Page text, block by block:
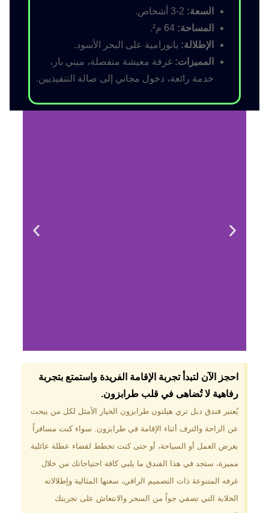
السعة:
المساحة:
الإطلالة: بانورامية على البحر الأسود.
المميزات: غرفة معيشة منفصلة، ميني بار،
خدمة رائعة، دخول مجاني إلى صالة التنفيذيين.
لماذا تختار فندق دبل
تري هيلتون
طرابزون؟
موقع مميز في قلب طرابزون بالقرب
من أهم المعالم السياحية. إطلالات
الخضراء. مرافق متكاملة تشمل
مسبحًا داخليًا، سبا، صالة ألعاب
رياضية، ومطاعم عالمية.
احجز الآن لتبدأ تجربة الإقامة الفريدة واستمتع بتجربة
رفاهية لا تُضاهى في قلب طرابزون.​
يُعتبر فندق دبل تري هيلتون طرابزون الخيار الأمثل لكل من يبحث
عن الراحة والترف أثناء الإقامة في طرابزون. سواء كنت مسافراً
بغرض العمل أو السياحة، أو حتى كنت تخطط لقضاء عطلة عائلية
مميزة، ستجد في هذا الفندق ما يلبي كافة احتياجاتك من خلال
غرفه المتنوعة ذات التصميم الراقي، سعتها المثالية وإطلالاته
الخلابة التي تضفي جواً من السحر والانتعاش على تجربتك